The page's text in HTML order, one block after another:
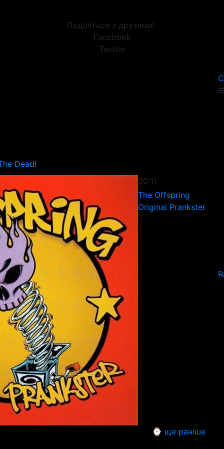
Поділіться з друзями!
Facebook
Twitter
Dead!
00:11
The Offspring
Original Prankster
⌚ ще раніше